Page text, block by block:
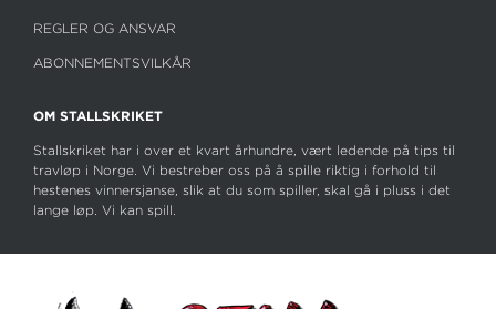
REGLER OG ANSVAR
ABONNEMENTSVILKÅR
OM STALLSKRIKET
Stallskriket har i over et kvart århundre, vært ledende på tips til
travløp i Norge. Vi bestreber oss på å spille riktig i forhold til
hestenes vinnersjanse, slik at du som spiller, skal gå i pluss i det
lange løp. Vi kan spill.